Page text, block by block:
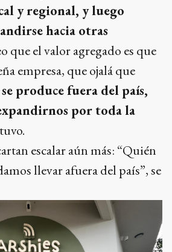
y regional, y luego
hacia otras
que el valor agregado es que
empresa, que ojalá que
produce fuera del país,
por toda la
escalar aún más: “Quién
llevar afuera del país”, se